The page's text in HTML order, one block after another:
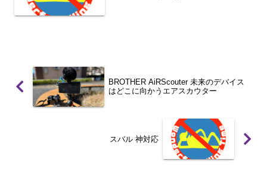
BROTHER AiRScouter 未来のデバイス
はどこに向かうエアスカウター
スバル 神対応